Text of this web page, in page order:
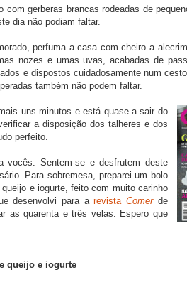
com gerberas brancas rodeadas de
dia não podiam faltar.
perfuma a casa com cheiro a
nozes e umas uvas, acabadas de
e dispostos cuidadosamente num
também não podem faltar.
uns minutos e está quase a sair do
a disposição dos talheres e dos
perfeito.
vocês. Sentem-se e desfrutem deste
Para sobremesa, preparei um bolo
e iogurte, feito com muito carinho
desenvolvi para arevistaComerde
as quarenta e três velas. Espero que
queijo e iogurte